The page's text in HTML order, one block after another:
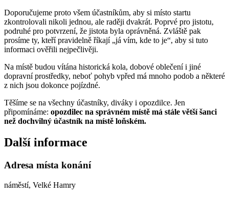
Doporučujeme proto všem účastníkům, aby si místo startu
zkontrolovali nikoli jednou, ale raději dvakrát. Poprvé pro jistotu,
podruhé pro potvrzení, že jistota byla oprávněná. Zvláště pak
prosíme ty, kteří pravidelně říkají „já vím, kde to je“, aby si tuto
informaci ověřili nejpečlivěji.
Na místě budou vítána historická kola, dobové oblečení i jiné
dopravní prostředky, neboť pohyb vpřed má mnoho podob a některé
z nich jsou dokonce pojízdné.
Těšíme se na všechny účastníky, diváky i opozdilce. Jen
připomínáme: opozdilec na správném místě má stále větší šanci
než dochvilný účastník na místě loňském.
Další informace
Adresa místa konání
náměstí, Velké Hamry